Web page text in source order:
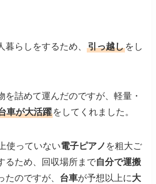
暮らしをするため、引っ越しをし
を詰めて運んだのですが、軽量・
車が大活躍をしてくれました。
使っていない電子ピアノ を粗大ご
るため、回収場所まで自分で運搬
たのですが、 台車が予想以上に大